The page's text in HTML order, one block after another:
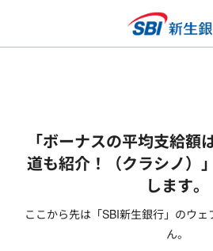
「ボーナスの平均支給額
道も紹介！（クラシノ）
します。
ここから先は「SBI新生銀行」のウ
ん。